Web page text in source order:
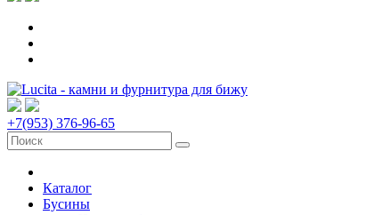
+7(953) 376-96-65
Каталог
Бусины